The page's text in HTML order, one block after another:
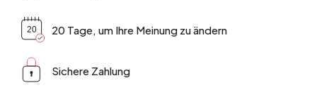
20 Tage, um Ihre Meinung zu ändern
Sichere Zahlung